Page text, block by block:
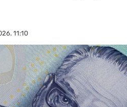
11:10